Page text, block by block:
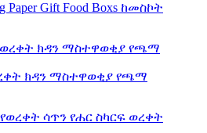
Paper Gift Food Boxs ከመስኮት
ክዳን ማስተዋወቂያ የጫማ